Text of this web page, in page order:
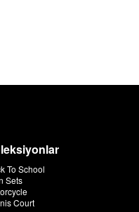
To School
Sets
Court